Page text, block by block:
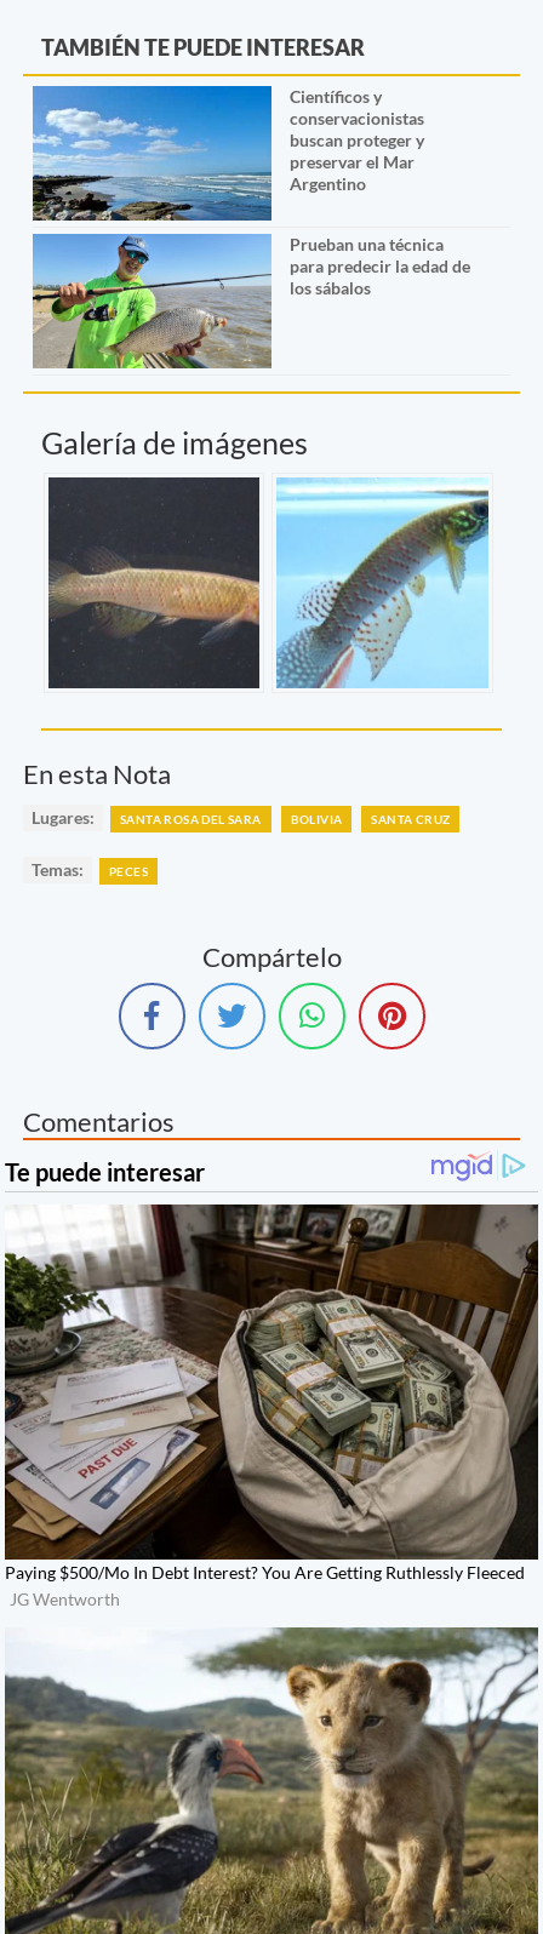
TAMBIÉN TE PUEDE INTERESAR
Científicos y
conservacionistas
buscan proteger y
preservar el Mar
Argentino
Prueban una técnica
para predecir la edad de
los sábalos
Galería de imágenes
En esta Nota
Lugares: SANTA ROSA DEL SARA BOLIVIA SANTA CRUZ
Temas: PECES
Compártelo
Comentarios